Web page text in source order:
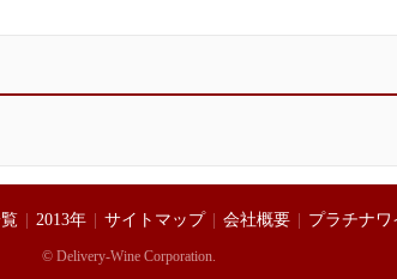
2013年 サイトマップ 会社概要 プラチナワ
© Delivery-Wine Corporation.